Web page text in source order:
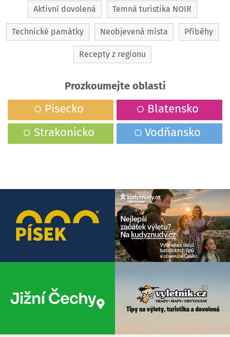
Aktivní dovolená Temná turistika NOIR
Technické památky Neobjevená místa Příběhy
Recepty z regionu
Prozkoumejte oblasti
Písecko
Blatensko
Strakonicko
Vodňansko